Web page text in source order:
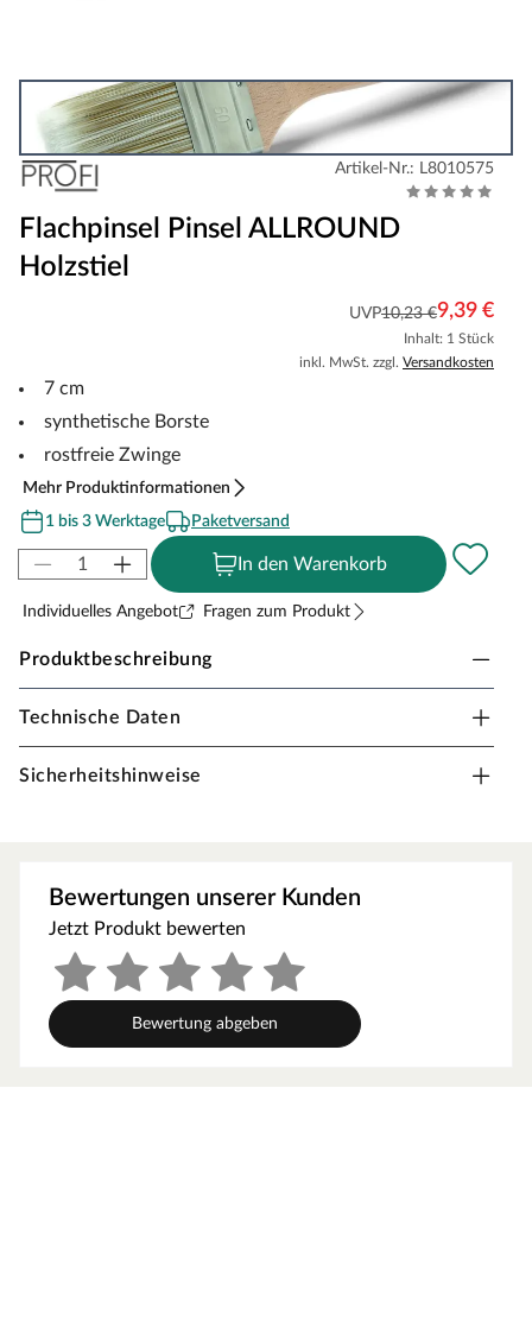
Artikel-Nr.: L8010575
Flachpinsel Pinsel ALLROUND
Holzstiel
UVP10,23 €9,39 €
Inhalt: 1 Stück
inkl. MwSt. zzgl. Versandkosten
7 cm
synthetische Borste
rostfreie Zwinge
Mehr Produktinformationen
1 bis 3 Werktage
Paketversand
In den Warenkorb
Individuelles Angebot Fragen zum Produkt
Produktbeschreibung
Flachpinsel 70 mm
verschiedenen Borstenprofilen, die ein erstklassiges
lösemittel- und wasserbasierende Farben
Lacke
Lasuren
Technische Daten
Sicherheitshinweise
Bewertungen unserer Kunden
Jetzt Produkt bewerten
Bewertung abgeben